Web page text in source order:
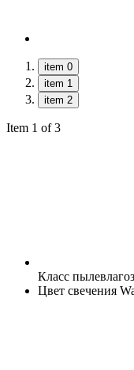
item 0
item 1
item 2
Item 1 of 3
Класс
Цвет свечения